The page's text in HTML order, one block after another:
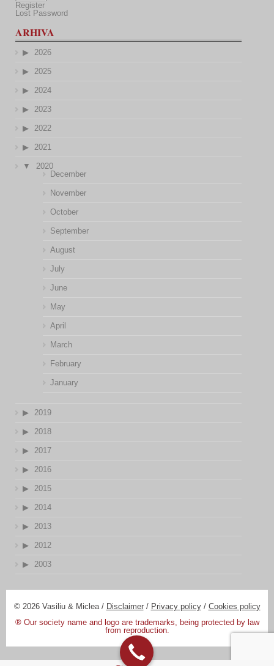
Register
Lost Password
ARHIVA
2026
2025
2024
2023
2022
2021
2020
December
November
October
September
August
July
June
May
April
March
February
January
2019
2018
2017
2016
2015
2014
2013
2012
2003
© 2026 Vasiliu & Miclea / Disclaimer/ Privacy policy/ Cookies policy
® Our society name and logo are trademarks, being protected by law
from reproduction.